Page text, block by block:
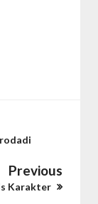
Previous
Karakter